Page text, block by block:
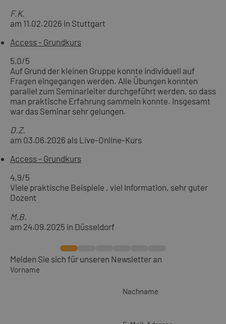
F.K.
am 11.02.2026 in Stuttgart
Access - Grundkurs
5,0/5
Auf Grund der kleinen Gruppe konnte individuell auf
Fragen eingegangen werden. Alle Übungen konnten
parallel zum Seminarleiter durchgeführt werden, so dass
man praktische Erfahrung sammeln konnte. Insgesamt
war das Seminar sehr gelungen.
D.Z.
am 03.06.2026 als Live-Online-Kurs
Access - Grundkurs
4,9/5
Viele praktische Beispiele , viel Information, sehr guter
Dozent
M.B.
am 24.09.2025 in Düsseldorf
Melden Sie sich für unseren Newsletter an
Vorname
Nachname